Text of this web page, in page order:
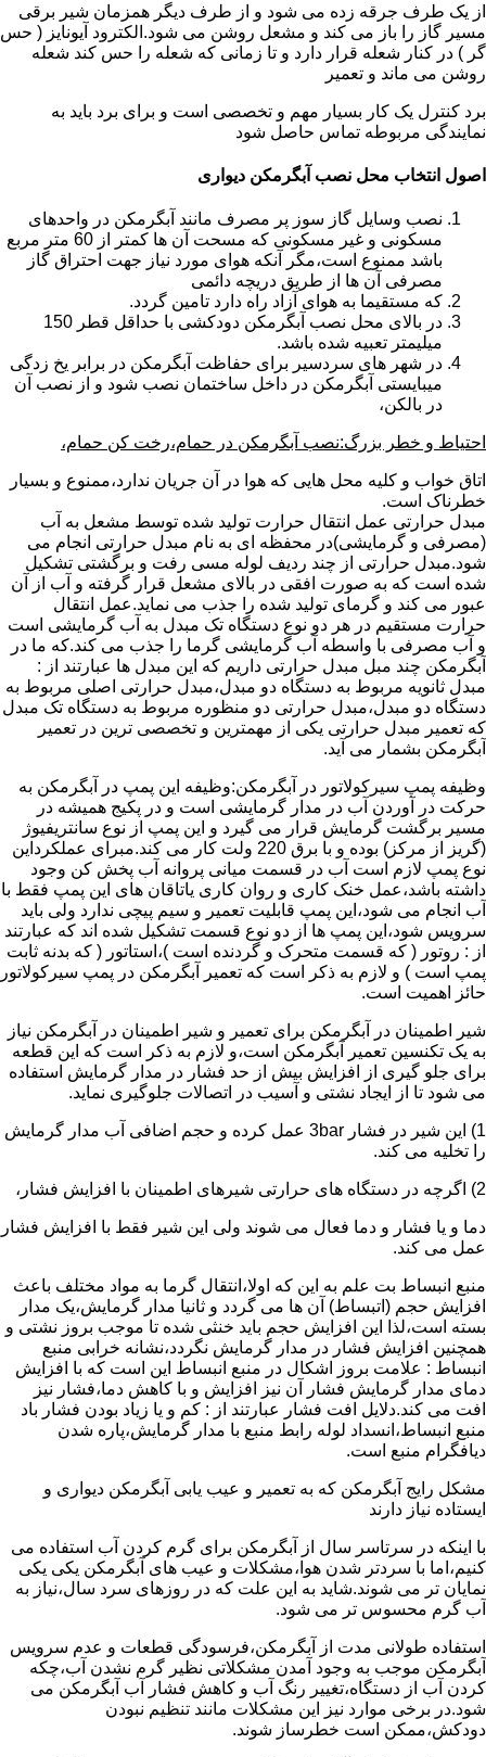
از یک طرف جرقه زده می شود و از طرف دیگر همزمان شیر برقی
مسیر گاز را باز می کند و مشعل روشن می شود.الکترود آیونایز ( حس
گر ) در کنار شعله قرار دارد و تا زمانی که شعله را حس کند شعله
روشن می ماند و تعمیر
برد کنترل یک کار بسیار مهم و تخصصی است و برای برد باید به
نمایندگی مربوطه تماس حاصل شود
اصول انتخاب محل نصب آبگرمکن دیواری
نصب وسایل گاز سوز پر مصرف مانند آبگرمکن در واحدهای
مسکونی و غیر مسکونی که مسحت آن ها کمتر از 60 متر مربع
باشد ممنوع است،مگر آنکه هوای مورد نیاز جهت احتراق گاز
مصرفی آن ها از طریق دریچه دائمی
که مستقیما به هوای آزاد راه دارد تامین گردد.
در بالای محل نصب آبگرمکن دودکشی با حداقل قطر 150
میلیمتر تعبیه شده باشد.
در شهر های سردسیر برای حفاظت آبگرمکن در برابر یخ زدگی
میبایستی آبگرمکن در داخل ساختمان نصب شود و از نصب آن
در بالکن،
احتیاط و خطر بزرگ:نصب آبگرمکن در حمام،رخت کن حمام،
اتاق خواب و کلیه محل هایی که هوا در آن جریان ندارد،ممنوع و بسیار
خطرناک است.
مبدل حرارتی عمل انتقال حرارت تولید شده توسط مشعل به آب
(مصرفی و گرمایشی)در محفظه ای به نام مبدل حرارتی انجام می
شود.مبدل حرارتی از چند ردیف لوله مسی رفت و برگشتی تشکیل
شده است که به صورت افقی در بالای مشعل قرار گرفته و آب از آن
عبور می کند و گرمای تولید شده را جذب می نماید.عمل انتقال
حرارت مستقیم در هر دو نوع دستگاه تک مبدل به آب گرمایشی است
و آب مصرفی با واسطه آب گرمایشی گرما را جذب می کند.که ما در
آبگرمکن چند مبل مبدل حرارتی داریم که این مبدل ها عبارتند از :
مبدل ثانویه مربوط به دستگاه دو مبدل،مبدل حرارتی اصلی مربوط به
دستگاه دو مبدل،مبدل حرارتی دو منظوره مربوط به دستگاه تک مبدل
که تعمیر مبدل حرارتی یکی از مهمترین و تخصصی ترین در تعمیر
آبگرمکن بشمار می آید.
وظیفه پمپ سیرکولاتور در آبگرمکن:وظیفه این پمپ در آبگرمکن به
حرکت در آوردن آب در مدار گرمایشی است و در پکیج همیشه در
مسیر برگشت گرمایش قرار می گیرد و این پمپ از نوع سانتریفیوژ
(گریز از مرکز) بوده و با برق 220 ولت کار می کند.مبرای عملکرداین
نوع پمپ لازم است آب در قسمت میانی پروانه آب پخش کن وجود
داشته باشد،عمل خنک کاری و روان کاری یاتاقان های این پمپ فقط با
آب انجام می شود،این پمپ قابلیت تعمیر و سیم پیچی ندارد ولی باید
سرویس شود،این پمپ ها از دو نوع قسمت تشکیل شده اند که عبارتند
از : روتور ( که قسمت متحرک و گردنده است )،استاتور ( که بدنه ثابت
پمپ است ) و لازم به ذکر است که تعمیر آبگرمکن در پمپ سیرکولاتور
حائز اهمیت است.
شیر اطمینان در آبگرمکن برای تعمیر و شیر اطمینان در آبگرمکن نیاز
به یک تکنسین تعمیر آبگرمکن است،و لازم به ذکر است که این قطعه
برای جلو گیری از افزایش بیش از حد فشار در مدار گرمایش استفاده
می شود تا از ایجاد نشتی و آسیب در اتصالات جلوگیری نماید.
1) این شیر در فشار 3bar عمل کرده و حجم اضافی آب مدار گرمایش
را تخلیه می کند.
2) اگرچه در دستگاه های حرارتی شیرهای اطمینان با افزایش فشار،
دما و یا فشار و دما فعال می شوند ولی این شیر فقط با افزایش فشار
عمل می کند.
منبع انبساط بت علم به این که اولا،انتقال گرما به مواد مختلف باعث
افزایش حجم (اتبساط) آن ها می گردد و ثانیا مدار گرمایش،یک مدار
بسته است،لذا این افزایش حجم باید خنثی شده تا موجب بروز نشتی و
همچنین افزایش فشار در مدار گرمایش نگردد،نشانه خرابی منبع
انبساط : علامت بروز اشکال در منبع انبساط این است که با افزایش
دمای مدار گرمایش فشار آن نیز افزایش و با کاهش دما،فشار نیز
افت می کند.دلایل افت فشار عبارتند از : کم و یا زیاد بودن فشار باد
منبع انبساط،انسداد لوله رابط منبع با مدار گرمایش،پاره شدن
دیافگرام منبع است.
مشکل رایج آبگرمکن که به تعمیر و عیب یابی آبگرمکن دیواری و
ایستاده نیاز دارند
با اینکه در سرتاسر سال از آبگرمکن برای گرم کردن آب استفاده می
کنیم،اما با سردتر شدن هوا،مشکلات و عیب های آبگرمکن یکی یکی
نمایان تر می شوند.شاید به این علت که در روزهای سرد سال،نیاز به
آب گرم محسوس تر می شود.
استفاده طولانی مدت از آبگرمکن،فرسودگی قطعات و عدم سرویس
آبگرمکن موجب به وجود آمدن مشکلاتی نظیر گرم نشدن آب،چکه
کردن آب از دستگاه،تغییر رنگ آب و کاهش فشار آب آبگرمکن می
شود.در برخی موارد نیز این مشکلات مانند تنظیم نبودن
دودکش،ممکن است خطرساز شوند.